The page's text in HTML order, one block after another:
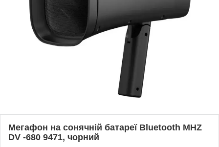
Мегафон на сонячній батареї Bluetooth MHZ
DV -680 9471, чорний